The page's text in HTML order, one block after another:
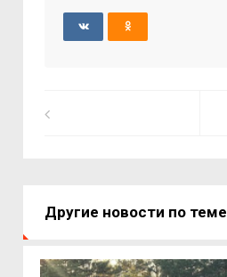
Другие новости по теме